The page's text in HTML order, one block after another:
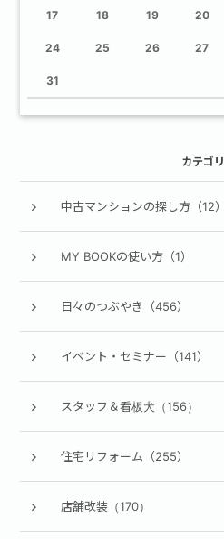
17 18 19 20
24 25 26 27
31
カテゴリ
中古マンションの探し方（12）
MY BOOKの使い方（1）
日々のつぶやき（456）
イベント・セミナー（141）
スタッフ＆看板犬（156）
住宅リフォーム（255）
店舗改装（170）